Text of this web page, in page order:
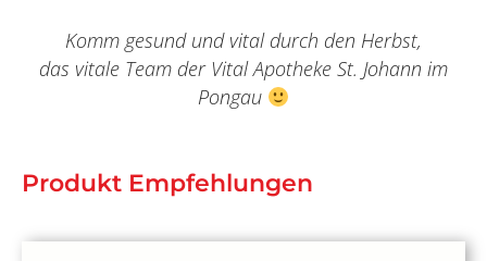
Komm gesund und vital durch den Herbst,
das vitale Team der Vital Apotheke St. Johann im
Pongau
Produkt Empfehlungen